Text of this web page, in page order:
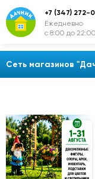
Сеть магазинов
+7 (347) 272-
Ежедневно
с 8:00 до 22:00